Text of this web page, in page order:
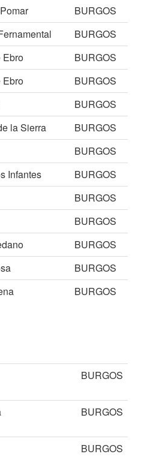
BURGOS
BURGOS
Ebro
BURGOS
Ebro
BURGOS
BURGOS
la Sierra
BURGOS
BURGOS
Infantes
BURGOS
BURGOS
BURGOS
BURGOS
BURGOS
BURGOS
BURGOS
BURGOS
BURGOS